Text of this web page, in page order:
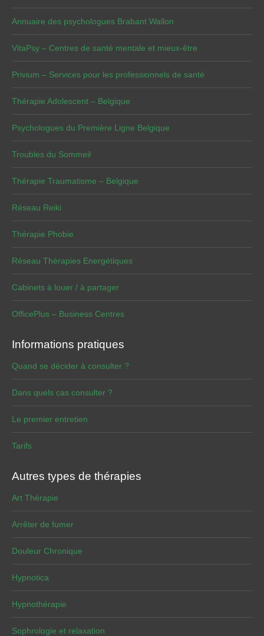
Annuaire des psychologues Brabant Wallon
VitaPsy – Centres de santé mentale et mieux-être
Privium – Services pour les professionnels de santé
Thérapie Adolescent – Belgique
Psychologues du Première Ligne Belgique
Troubles du Sommeil
Thérapie Traumatisme – Belgique
Réseau Reiki
Thérapie Phobie
Réseau Thérapies Energétiques
Cabinets à louer / à partager
OfficePlus – Business Centres
Informations pratiques
Quand se décider à consulter ?
Dans quels cas consulter ?
Le premier entretien
Tarifs
Autres types de thérapies
Art Thérapie
Arrêter de fumer
Douleur Chronique
Hypnotica
Hypnothérapie
Sophrologie et relaxation